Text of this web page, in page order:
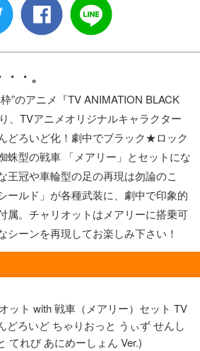
・。
”のアニメ『TV ANIMATION BLACK
、TVアニメオリジナルキャラクター
どろいど化！劇中でブラック★ロック
蛛型の戦車 「メアリー」とセットにな
王冠や車輪型の足の再現は勿論のこ
ールド」が各種武装に、劇中で印象的
属。チャリオットはメアリーに搭乗可
シーンを再現してお楽しみ下さい！
ット with 戦車（メアリー）セット TV
どろいど ちゃりおっと うぃず せんし
てれび あにめーしょん Ver.)